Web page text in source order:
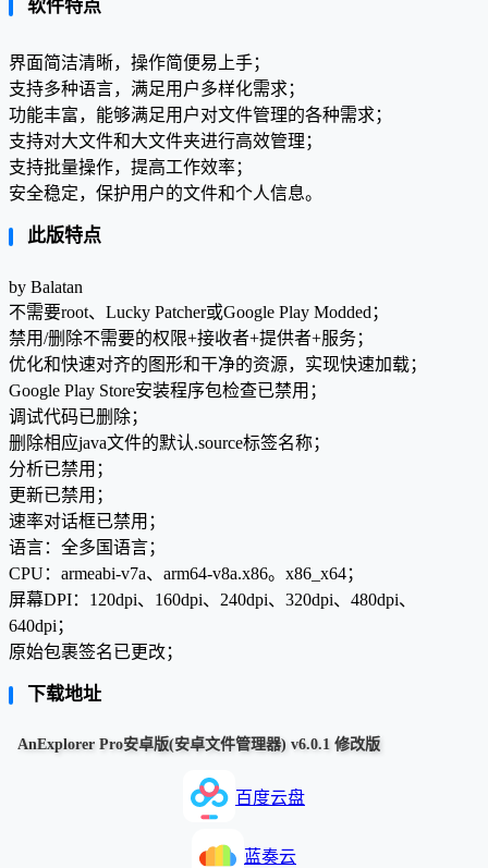
软件特点
界面简洁清晰，操作简便易上手；
支持多种语言，满足用户多样化需求；
功能丰富，能够满足用户对文件管理的各种需求；
支持对大文件和大文件夹进行高效管理；
支持批量操作，提高工作效率；
安全稳定，保护用户的文件和个人信息。
此版特点
by Balatan
不需要root、Lucky Patcher或Google Play Modded；
禁用/删除不需要的权限+接收者+提供者+服务；
优化和快速对齐的图形和干净的资源，实现快速加载；
Google Play Store安装程序包检查已禁用；
调试代码已删除；
删除相应java文件的默认.source标签名称；
分析已禁用；
更新已禁用；
速率对话框已禁用；
语言：全多国语言；
CPU：armeabi-v7a、arm64-v8a.x86。x86_x64；
屏幕DPI：120dpi、160dpi、240dpi、320dpi、480dpi、
640dpi；
原始包裹签名已更改；
下载地址
AnExplorer Pro安卓版(安卓文件管理器) v6.0.1 修改版
百度云盘
蓝奏云